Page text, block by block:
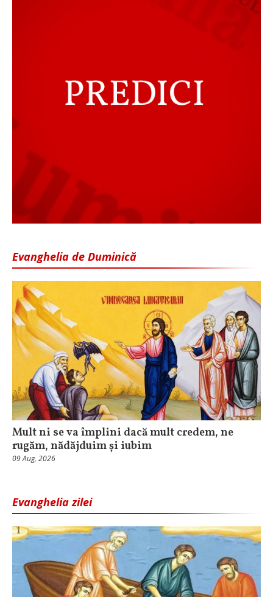
Evanghelia de Duminică
Mult ni se va împlini dacă mult credem, ne
rugăm, nădăjduim și iubim
09 Aug, 2026
Evanghelia zilei